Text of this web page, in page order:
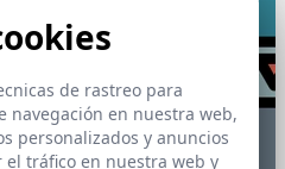
de rastreo para
navegación en nuestra web,
personalizados y anuncios
tráfico en nuestra web y